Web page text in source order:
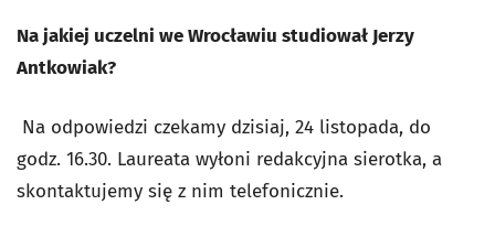
Na jakiej uczelni we Wrocławiu studiował Jerzy
Antkowiak?
Na odpowiedzi czekamy dzisiaj, 24 listopada, do
godz. 16.30. Laureata wyłoni redakcyjna sierotka, a
skontaktujemy się z nim telefonicznie.